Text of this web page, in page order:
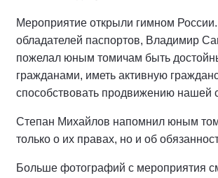
Мероприятие открыли гимном
обладателей паспортов, Владимир
пожелал юным томичам быть
гражданами, иметь активную
способствовать продвижению нашей
Степан Михайлов напомнил юным
только о их правах, но и об
Больше фотографий с мероприятия